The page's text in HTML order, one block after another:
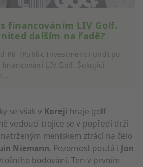
financováním LIV Golf.
dalším na řadě?
PIF (Public Investment Fund) po
LIV Golf. Šokující
se však v Koreji hraje golf
vedoucí trojice se v popředí drží
meniskem ztrácí na čelo
Niemann. Pozornost poutá i Jon
bodování. Ten v prvním